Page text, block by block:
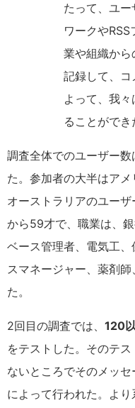
たって、ユー
ワークや
業や組織か
記録して、
よって、我
ることができ
調査全体でのユーザー
た。参加者の大半はア
オーストラリアのユー
から59才で、職業は、
ベース管理者、電気工
スマネージャー、薬剤
た。
2回目の調査では、 120
をテストした。そのテ
ないところでそのメッ
によって行われた。よ